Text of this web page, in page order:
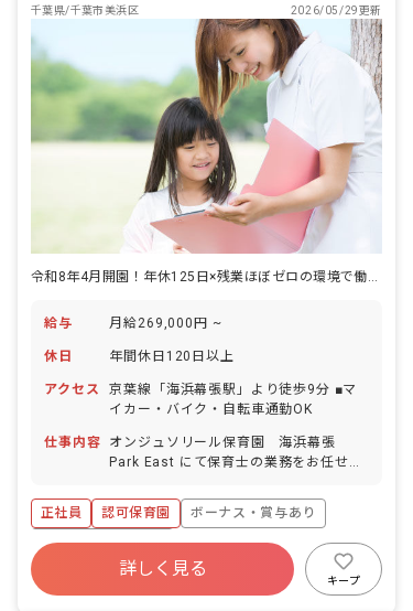
千葉県/千葉市美浜区
2026/05/29更新
令和8年4月開園！年休125日×残業ほぼゼロの環境で働きませんか？
給与 月給269,000円 ~
休日 年間休日120日以上
アクセス
京葉線「海浜幕張駅」より徒歩9分 ■マ
イカー・バイク・自転車通勤OK
仕事内容
オンジュソリール保育園 海浜幕張
Park East にて保育士の業務をお任せし
担任業務 ・連絡帳記入 ・週案、月案の
記入 ・保護者対応（アプリ）
正社員 認可保育園
ボーナス・賞与あり
年間休日120日以上
寮・住宅・家賃補助あり
社会保険完備
詳しく見る
キープ